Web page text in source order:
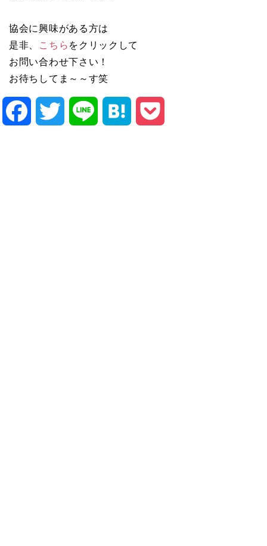
協会に興味がある方は
是非、
こちら をクリックして
お問い合わせ下さい！
お待ちしてま～～す笑
Facebook Twitter Line Hatena